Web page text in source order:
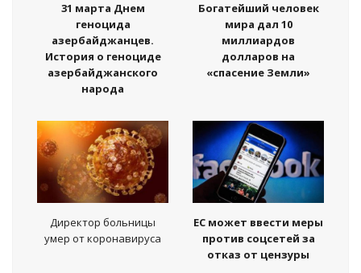
31 марта Днем
геноцида
азербайджанцев.
История о геноциде
азербайджанского
народа
Богатейший человек
мира дал 10
миллиардов
долларов на
«спасение Земли»
Директор больницы
умер от коронавируса
ЕС может ввести меры
против соцсетей за
отказ от цензуры